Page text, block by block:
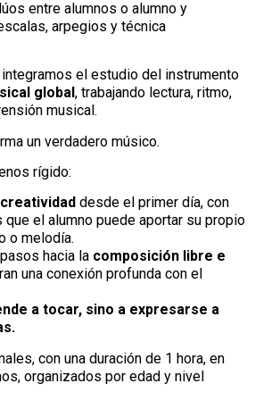
entre alumnos o alumno y
arpegios y técnica
el estudio del instrumento
global , trabajando lectura, ritmo,
musical.
un verdadero músico.
rígido:
creatividad desde el primer día, con
el alumno puede aportar su propio
o melodía.
hacia la composición libre e
una conexión profunda con el
a tocar, sino a expresarse a
con una duración de 1 hora, en
organizados por edad y nivel